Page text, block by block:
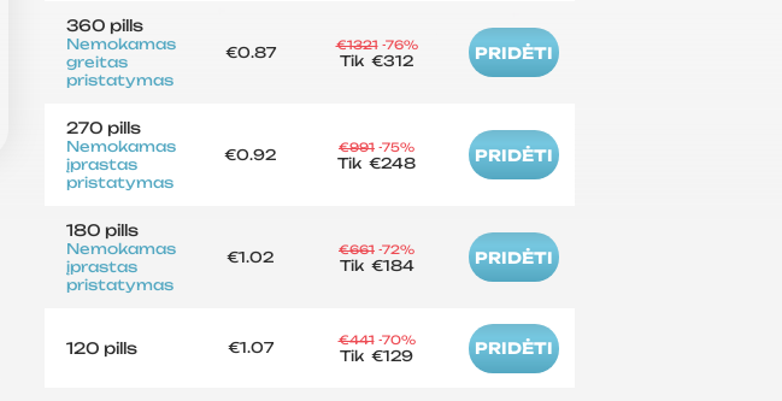
360 pills
Nemokamas
greitas
pristatymas
€0.87 €1321 -76%
Tik €312 PRIDĖTI
270 pills
Nemokamas
įprastas
pristatymas
€0.92 €991 -75%
Tik €248 PRIDĖTI
180 pills
Nemokamas
įprastas
pristatymas
€1.02 €661 -72%
Tik €184 PRIDĖTI
120 pills €1.07 €441 -70%
Tik €129 PRIDĖTI